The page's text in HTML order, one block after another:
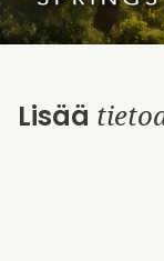
Lisää